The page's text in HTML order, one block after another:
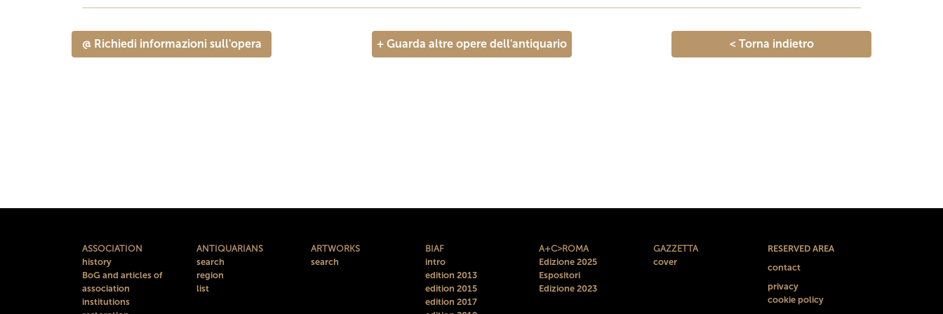
@ Richiedi informazioni sull'opera + Guarda altre opere dell'antiquario < Torna indietro
ASSOCIATION
history
BoG and articles of
association
institutions
ANTIQUARIANS
search
region
list
ARTWORKS
search
BIAF
intro
edition 2013
edition 2015
edition 2017
A+C>ROMA
Edizione 2025
Espositori
Edizione 2023
GAZZETTA
cover
RESERVED AREA
contact
privacy
cookie policy